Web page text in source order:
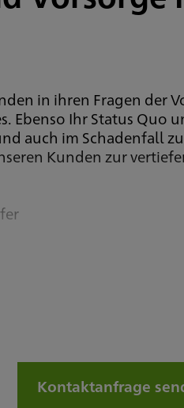
in ihren Fragen der
Ebenso Ihr Status Quo
auch im Schadenfall zu
Kunden zur
Kontaktanfrage